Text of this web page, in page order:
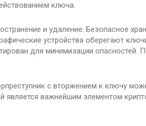
ключа.
и удаление. Безопасное
устройства оберегают
для минимизации опасностей.
с вторжением к ключу
важнейшим элементом